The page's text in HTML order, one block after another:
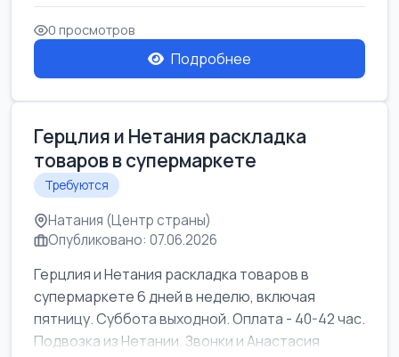
0 просмотров
Подробнее
Герцлия и Нетания раскладка
товаров в супермаркете
Требуются
Натания (Центр страны)
Опубликовано: 07.06.2026
Герцлия и Нетания раскладка товаров в
супермаркете 6 дней в неделю, включая
пятницу. Суббота выходной. Оплата - 40-42 час.
Подвозка из Нетании. Звонки и Анастасия